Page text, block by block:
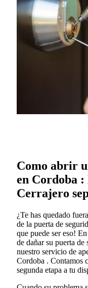
Como abrir
en Cordoba
Cerrajero
¿Te has quedado
de la puerta de
que puede ser eso!
de dañar su puerta de
nuestro servicio de
Cordoba . Contamos
segunda etapa a tu